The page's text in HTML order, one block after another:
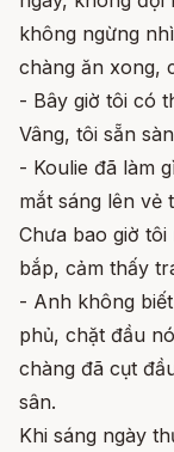
không ngừng
chàng ăn xong,
- Bây giờ tôi có
Vâng, tôi sẵn
- Koulie đã làm
mắt sáng lên vẻ
Chưa bao giờ
bắp, cảm thấy
- Anh không
phủ, chặt đầu
chàng đã cụt
sân.
Khi sáng ngày